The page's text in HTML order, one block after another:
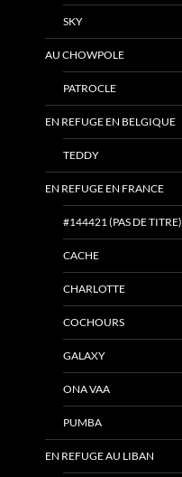
SKY
AU CHOWPOLE
PATROCLE
EN REFUGE EN BELGIQUE
TEDDY
EN REFUGE EN FRANCE
#144421 (PAS DE TITRE)
CACHE
CHARLOTTE
COCHOURS
GALAXY
ONA VAA
PUMBA
EN REFUGE AU LIBAN